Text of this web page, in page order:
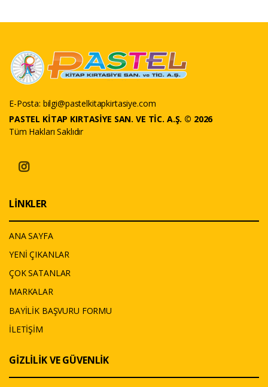
E-Posta: bilgi@pastelkitapkirtasiye.com
PASTEL KİTAP KIRTASİYE SAN. VE TİC. A.Ş. © 2026
Tüm Hakları Saklıdır
LİNKLER
ANA SAYFA
YENİ ÇIKANLAR
ÇOK SATANLAR
MARKALAR
BAYİLİK BAŞVURU FORMU
İLETİŞİM
GİZLİLİK VE GÜVENLİK